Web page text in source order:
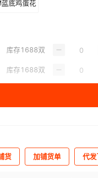
蓝底鸡蛋花
库存1688双
库存1688双
库存1688双
库存 1688双
货 加铺货单 代